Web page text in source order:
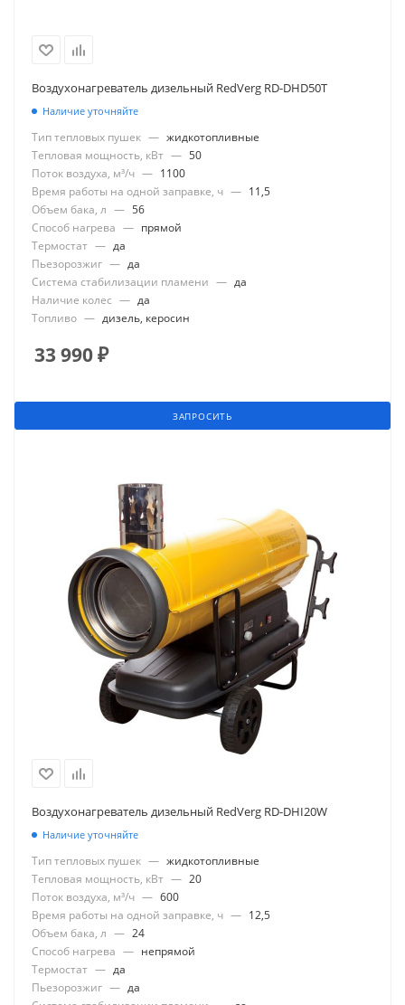
Воздухонагреватель дизельный RedVerg RD-DHD50T
Наличие уточняйте
Тип тепловых пушек — жидкотопливные
Тепловая мощность, кВт — 50
Поток воздуха, м³/ч — 1100
Время работы на одной заправке, ч — 11,5
Объем бака, л — 56
Способ нагрева — прямой
Термостат — да
Пьезорозжиг — да
Система стабилизации пламени — да
Наличие колес — да
Топливо — дизель, керосин
33 990₽
ЗАПРОСИТЬ
Воздухонагреватель дизельный RedVerg RD-DHI20W
Наличие уточняйте
Тип тепловых пушек — жидкотопливные
Тепловая мощность, кВт — 20
Поток воздуха, м³/ч — 600
Время работы на одной заправке, ч — 12,5
Объем бака, л — 24
Способ нагрева — непрямой
Термостат — да
Пьезорозжиг — да